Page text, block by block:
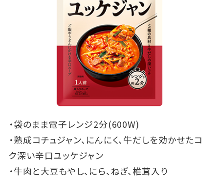
・袋のまま電子レンジ2分(600W)
・熟成コチュジャン、にんにく、牛だしを効かせたコ
ク深い辛口ユッケジャン
・牛肉と大豆もやし、にら、ねぎ、椎茸入り